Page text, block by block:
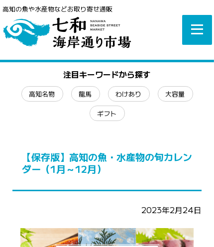
高知の魚や水産物などお取り寄せ通販
注目キーワードから探す
高知名物 龍馬 わけあり 大容量
ギフト
【保存版】高知の魚・水産物の旬カレン
ダー（1月～12月）
2023年2月24日